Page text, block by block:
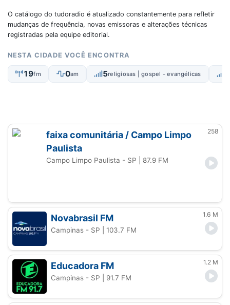
O catálogo do tudoradio é atualizado constantemente para refletir
mudanças de frequência, novas emissoras e alterações técnicas
registradas pela equipe editorial.
NESTA CIDADE VOCÊ ENCONTRA
19fm 0am 5religiosas | gospel - evangélicas
faixa comunitária / Campo Limpo
Paulista
258
Campo Limpo Paulista - SP | 87.9 FM
Novabrasil FM 1.6 M
Campinas - SP | 103.7 FM
Educadora FM 1.2 M
Campinas - SP | 91.7 FM